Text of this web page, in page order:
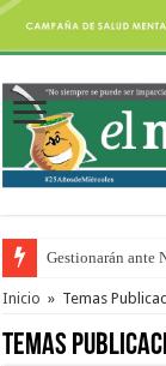
Gestionarán ante
Inicio » Temas
Temas